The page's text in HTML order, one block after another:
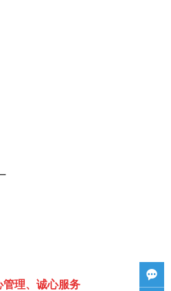
理、诚心服务
